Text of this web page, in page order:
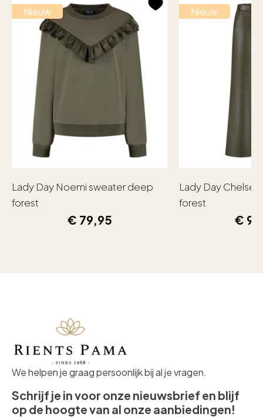
Nieuw
Lady Day Noemi sweater deep
forest
€ 79,95
Nieuw
Lady Day
forest
€
We helpen je graag persoonlijk bij al je vragen.
Schrijf je in voor onze nieuwsbrief en blijf
op de hoogte van al onze aanbiedingen!